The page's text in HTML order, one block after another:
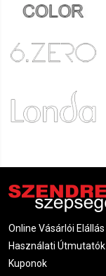
Online Vásárlói Elállás
Használati Útmutatók
Kuponok